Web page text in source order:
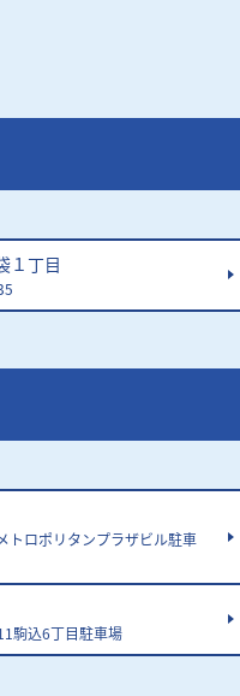
１丁目
トロポリタンプラザビル駐車
駒込6丁目駐車場